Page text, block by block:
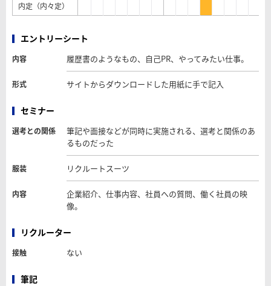
内定（内々定）
エントリーシート
内容 履歴書のようなもの、自己PR、やってみたい仕事。
形式 サイトからダウンロードした用紙に手で記入
セミナー
選考との関係
筆記や面接などが同時に実施される、選考と関係のあ
るものだった
服装 リクルートスーツ
内容
企業紹介、仕事内容、社員への質問、働く社員の映
像。
リクルーター
接触 ない
筆記